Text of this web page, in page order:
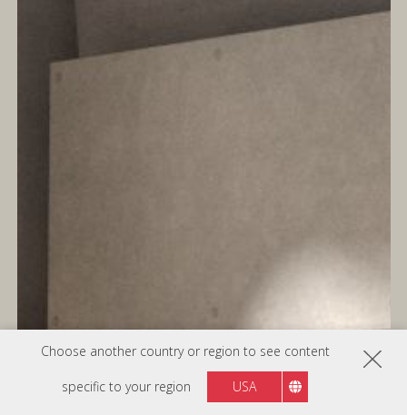
Choose another country or region to see content
specific to your region USA